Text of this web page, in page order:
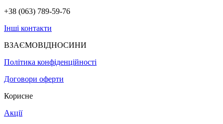
+38 (063) 789-59-76
Інші контакти
ВЗАЄМОВІДНОСИНИ
Політика конфіденційності
Договори оферти
Корисне
Акції